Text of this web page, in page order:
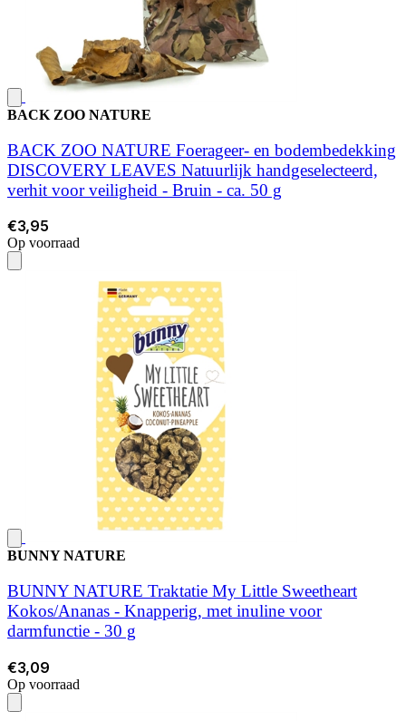
BACK ZOO NATURE
BACK ZOO NATURE Foerageer- en bodembedekking
DISCOVERY LEAVES Natuurlijk handgeselecteerd,
verhit voor veiligheid - Bruin - ca. 50 g
€3,95
Op voorraad
BUNNY NATURE
BUNNY NATURE Traktatie My Little Sweetheart
Kokos/Ananas - Knapperig, met inuline voor
darmfunctie - 30 g
€3,09
Op voorraad